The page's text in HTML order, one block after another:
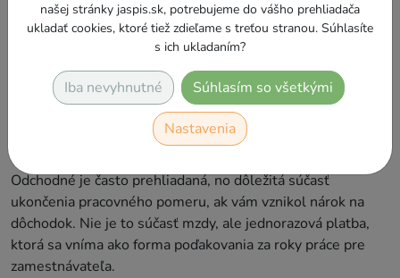
Ako neprísť o odchodné pri odchode do
dôchodku. Mnohí si oň nepožiadajú včas
Odchodné je často prehliadaná, no dôležitá súčasť
ukončenia pracovného pomeru, ak vám vznikol nárok na
dôchodok. Nie je to súčasť mzdy, ale jednorazová platba,
ktorá sa vníma ako forma poďakovania za roky práce pre
zamestnávateľa.
našej stránky jaspis.sk, potrebujeme do vášho prehliadača
ukladať cookies, ktoré tiež zdieľame s treťou stranou. Súhlasíte
s ich ukladaním?
Iba nevyhnutné Súhlasím so všetkými
Nastavenia